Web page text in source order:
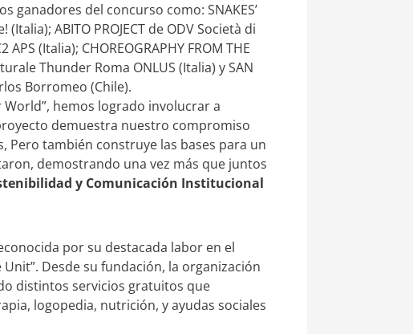
del concurso como: SNAKES’
ABITO PROJECT de ODV Società di
(Italia); CHOREOGRAPHY FROM THE
Thunder Roma ONLUS (Italia) y SAN
Borromeo (Chile).
hemos logrado involucrar a
demuestra nuestro compromiso
Pero también construye las bases para un
demostrando una vez más que juntos
y Comunicación Institucional
por su destacada labor en el
Desde su fundación, la organización
distintos servicios gratuitos que
logopedia, nutrición, y ayudas sociales